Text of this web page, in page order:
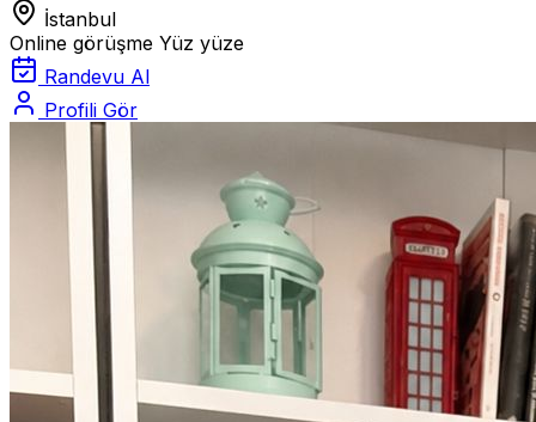
İstanbul
Online görüşme Yüz yüze
Randevu Al
Profili Gör